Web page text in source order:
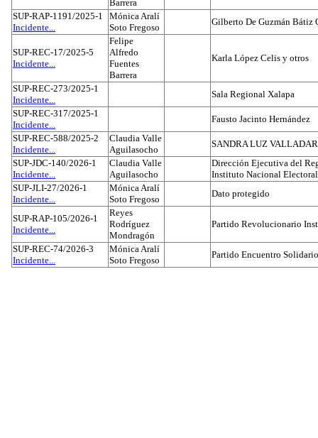
Barrera
SUP-RAP-1191/2025-1
Incidente...
Mónica Aralí
Soto Fregoso
Gilberto De Guzmán Bátiz
SUP-REC-17/2025-5
Incidente...
Felipe
Alfredo
Fuentes
Barrera
Karla López Celis y otros
SUP-REC-273/2025-1
Incidente...
Sala Regional Xalapa
SUP-REC-317/2025-1
Incidente...
Fausto Jacinto Hernández
SUP-REC-588/2025-2
Incidente...
Claudia Valle
Aguilasocho
SANDRA LUZ
SUP-JDC-140/2026-1
Incidente...
Claudia Valle
Aguilasocho
Dirección Ejecutiva del
Instituto Nacional Electoral
SUP-JLI-27/2026-1
Incidente...
Mónica Aralí
Soto Fregoso
Dato protegido
SUP-RAP-105/2026-1
Incidente...
Reyes
Rodríguez
Mondragón
Partido Revolucionario
SUP-REC-74/2026-3
Incidente...
Mónica Aralí
Soto Fregoso
Partido Encuentro